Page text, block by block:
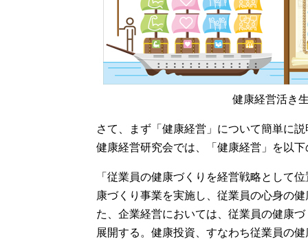
健康経営活き
さて、まず「健康経営」について簡単に
健康経営研究会では、「健康経営」を以
「従業員の健康づくりを経営戦略として
康づくり事業を実施し、従業員の心身の
た、企業経営においては、従業員の健康
展開する。健康投資、すなわち従業員の